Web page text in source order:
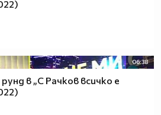
06:38
в „С Рачков всичко е